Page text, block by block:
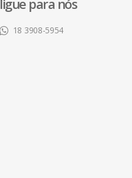
ligue para nós
18 3908-5954